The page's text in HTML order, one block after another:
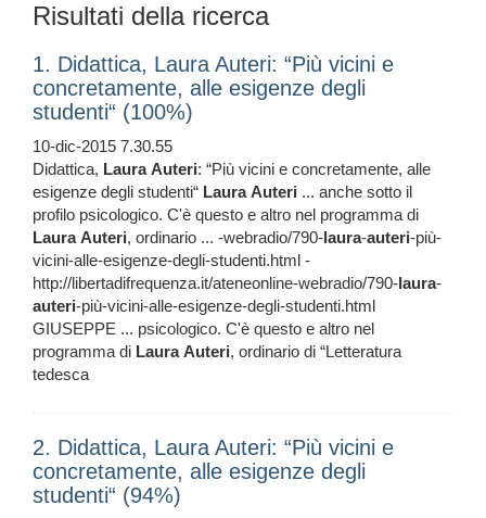
Risultati della ricerca
1. Didattica, Laura Auteri: “Più vicini e
concretamente, alle esigenze degli
studenti“ (100%)
10-dic-2015 7.30.55
Didattica, Laura Auteri: “Più vicini e concretamente, alle
esigenze degli studenti“ Laura Auteri ... anche sotto il
profilo psicologico. C'è questo e altro nel programma di
Laura Auteri, ordinario ... -webradio/790-laura-auteri-più-
vicini-alle-esigenze-degli-studenti.html -
http://libertadifrequenza.it/ateneonline-webradio/790-laura-
auteri-più-vicini-alle-esigenze-degli-studenti.html
GIUSEPPE ... psicologico. C'è questo e altro nel
programma di Laura Auteri, ordinario di “Letteratura
tedesca
2. Didattica, Laura Auteri: “Più vicini e
concretamente, alle esigenze degli
studenti“ (94%)